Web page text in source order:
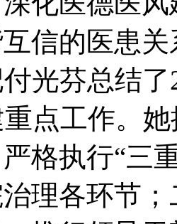
信的医患关
光芬总结了
重点工作。
格执行“三
理各环节